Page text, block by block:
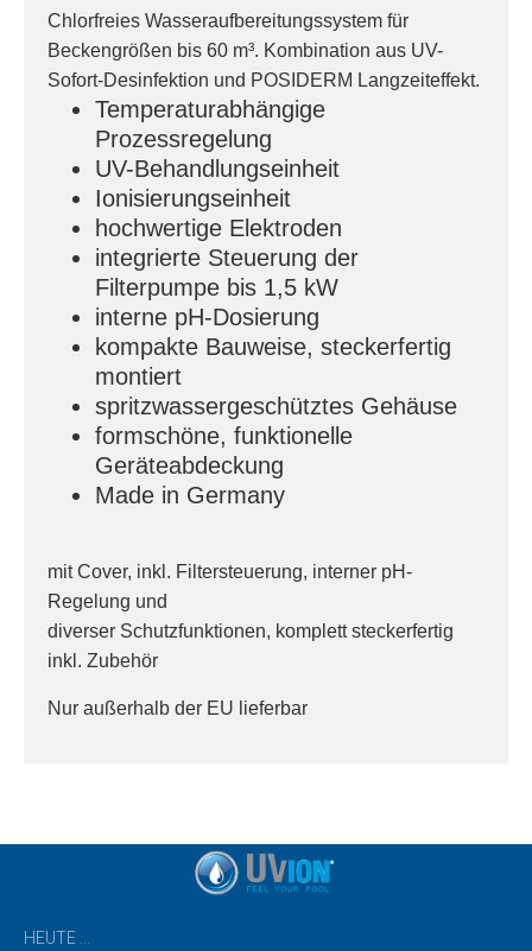
Chlorfreies Wasseraufbereitungssystem für
Beckengrößen bis 60 m³. Kombination aus UV-
Sofort-Desinfektion und POSIDERM Langzeiteffekt.
Temperaturabhängige
Prozessregelung
UV-Behandlungseinheit
Ionisierungseinheit
hochwertige Elektroden
integrierte Steuerung der
Filterpumpe bis 1,5 kW
interne pH-Dosierung
kompakte Bauweise, steckerfertig
montiert
spritzwassergeschütztes Gehäuse
formschöne, funktionelle
Geräteabdeckung
Made in Germany
mit Cover, inkl. Filtersteuerung, interner pH-
Regelung und
diverser Schutzfunktionen, komplett steckerfertig
inkl. Zubehör
Nur außerhalb der EU lieferbar
HEUTE …